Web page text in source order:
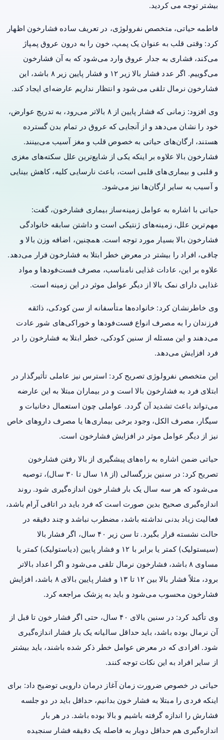
بیشتر توجه می کردید.
فاطمه حیاتی، متخصص نفرولوژی، در تعریف ساده فشارخون اظهار
کرد: وقتی قلب به عنوان یک پمپ، خون را به درون عروق پمپاژ
می‌کند، فشاری به جدار عروق وارد می‌شود که به آن فشارخون
می‌گوییم. اگر عدد فشار بالا زیر ۱۲ و فشار پایین زیر ۸ باشد، این
فشارخون نرمال تلقی می‌شود و انتظار نداریم عارضه‌ای ایجاد کند.
وی افزود: زمانی که فشار پایین از ۸ بالاتر می‌رود، به تدریج عوارض،
خود را نشان می‌دهد و از آنجایی که عروق در تمام بدن گسترده
هستند، ارگان‌های حیاتی به خصوص قلب و مغز آسیب می‌بینند.
فشارخون بالا علاوه بر اینکه یکی از شایع‌ترین علل سکته‌های مغزی
و قلبی و بیماری‌های قلبی است، باعث نارسایی کلیه، کاهش بینایی
و آسیب به سایر ارگان‌ها نیز می‌شود.
حیاتی با اشاره به عوامل زمینه‌ساز بیماری فشارخون، گفت:
مهم‌ترین علل، زمینه‌های ژنتیکی است و داشتن سابقه خانوادگی
فشارخون بالا بسیار مورد توجه است. همچنین، اضافه وزن بالا و
چاقی، افراد را بیشتر در معرض خطر ابتلا به فشارخون قرار می‌دهد.
علاوه‌ بر این، عادات غذایی نامناسب، مصرف فست‌فودها و مواد
غذایی دارای نمک بالا از دیگر عوامل موثر در این زمینه است.
وی خاطرنشان کرد: خانواده‌ها متأسفانه از سن کودکی، ذائقه
فرزندان را به مصرف انواع فست‌فودها و خوراکی‌های شور عادت
می‌دهند و این مسئله از سنین کودکی، خطر ابتلا به فشارخون را در
فرد افزایش می‌دهد.
این متخصص نفرولوژی تصریح کرد: استرس نیز عاملی تأثیرگذار در
ابتلای فرد به فشارخون بالا است و در بیماران مبتلا به این عارضه
می‌تواند باعث تشدید آن گردد. عواملی چون استعمال دخانیات و
سیگار، مصرف الکل، وجود برخی بیماری‌ها یا مصرف داروهای خاص
نیز از دیگر عوامل موثر در افزایش فشارخون است.
حیاتی ضمن اشاره به راه‌های پیشگیری از بالا رفتن فشارخون
تصریح کرد: در سنین بزرگسالی (از ۱۸ سال تا ۳۰ سال)، توصیه
می‌شود که هر سه سال یک بار فشار خون اندازه‌گیری شود. روند
اندازه‌گیری صحیح بدین صورت است که فرد باید در اتاقی آرام باشد،
فعالیت زیاد بدنی نداشته باشد، مضطرب نباشد و چند دقیقه در
حالت نشسته قرار بگیرد. تا سن زیر ۴۰ سال، اگر فشار بالا
(سیستولیک) کمتر یا برابر با ۱۲ و فشار پایین (دیاستولیک) کمتر یا
مساوی ۸ باشد، فشارخون نرمال تلقی می‌شود و اگر اعداد بالاتر
برود، مثلاً فشار بالا بین ۱۲ تا ۱۳ و فشار پایین بالای ۸ باشد، افزایش
فشارخون محسوب می‌شود و باید به پزشک مراجعه کرد.
وی تأکید کرد: در سنین بالای ۴۰ سال، حتی اگر فشار خون تا قبل از
آن نرمال بوده باشد، باید حداقل سالیانه یک بار فشار اندازه‌گیری
شود. افرادی که در معرض عوامل خطر ذکر شده باشند، باید بیشتر
از سایر افراد به این نکات توجه کنند.
حیاتی در خصوص ضرورت زمان آغاز درمان دارویی توضیح داد: برای
اینکه فردی را مبتلا به فشار خون بدانیم، حداقل باید در دو جلسه
فشارش را اندازه گرفته باشیم و بالا بوده باشد. در هر بار
اندازه‌گیری هم حداقل دوبار به فاصله یک دقیقه فشار سنجیده